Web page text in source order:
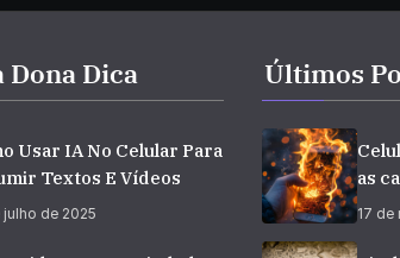
Dona Dica
Usar IA No Celular Para
Textos E Vídeos
julho de 2025
Últimos
as
17 de